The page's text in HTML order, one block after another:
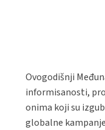
Ovogodišnji
informisanosti,
onima koji su
globalne